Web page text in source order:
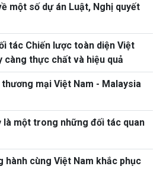
một số dự án Luật, Nghị quyết
tác Chiến lược toàn diện Việt
càng thực chất và hiệu quả
mại Việt Nam - Malaysia
là một trong những đối tác quan
hành cùng Việt Nam khắc phục